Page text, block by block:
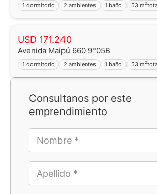
Consultanos por este
emprendimiento
1 dormitorio 2 ambientes 1 baño 53 m2
USD 171.240
Avenida Maipú 660 9°05B
1 dormitorio 2 ambientes 1 baño 53 m2